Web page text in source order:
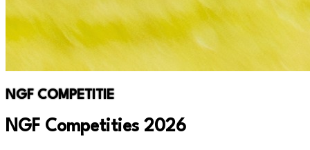
NGF COMPETITIE
NGF Competities 2026